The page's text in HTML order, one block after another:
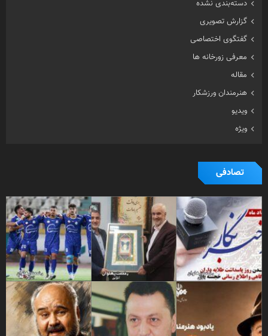
دسته‌بندی نشده
گزارش تصویری
گفتگوی اختصاصی
معرفی زورخانه ها
مقاله
هنرمندان ورزشکار
ویدیو
ویژه
تصادفی